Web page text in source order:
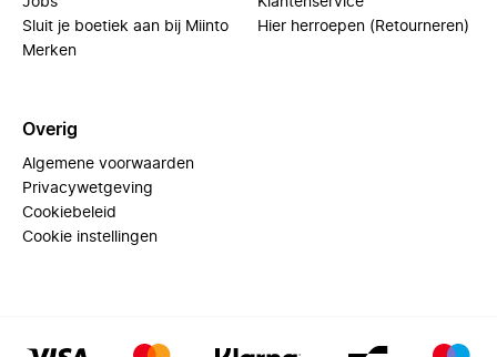
Sluit je boetiek aan bij Miinto
Merken
Hier herroepen (Retourneren)
Overig
Algemene voorwaarden
Privacywetgeving
Cookiebeleid
Cookie instellingen